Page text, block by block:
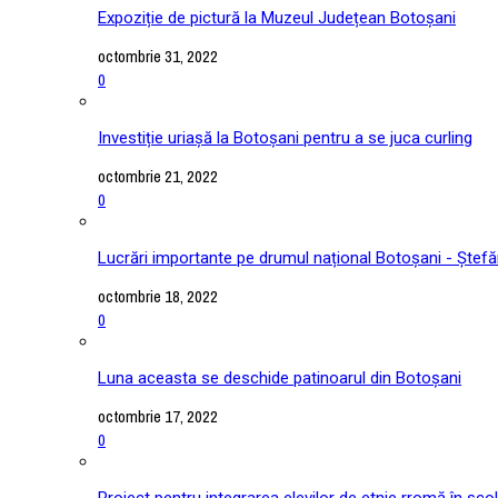
Expoziție de pictură la Muzeul Județean Botoșani
octombrie 31, 2022
0
Investiție uriașă la Botoșani pentru a se juca curling
octombrie 21, 2022
0
Lucrări importante pe drumul național Botoșani -
octombrie 18, 2022
0
Luna aceasta se deschide patinoarul din Botoșani
octombrie 17, 2022
0